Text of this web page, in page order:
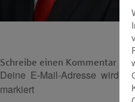
Schreibe einen Kommentar
Deine E-Mail-Adresse wird
markiert